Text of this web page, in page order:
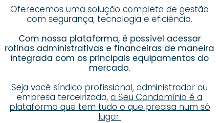
Oferecemos uma solução completa de gestão
com segurança, tecnologia e eficiência.
Com nossa plataforma, é possível acessar
rotinas administrativas e financeiras de maneira
integrada com os principais equipamentos do
mercado.
Seja você síndico profissional, administrador ou
empresa terceirizada, a Seu Condomínio é a
plataforma que tem tudo o que precisa num só
lugar.